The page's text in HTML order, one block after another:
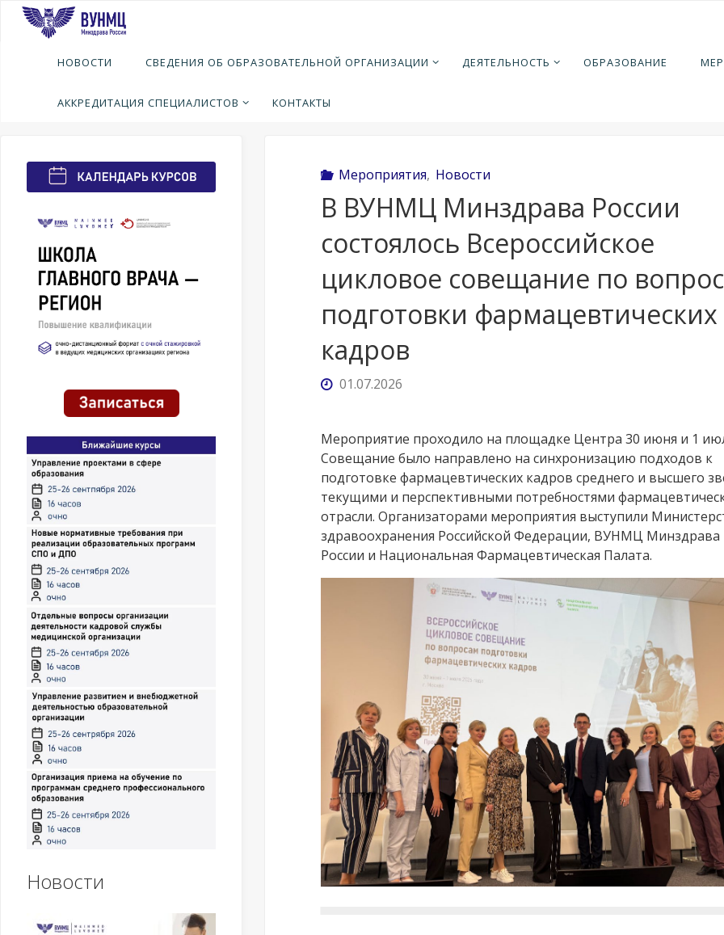
Перейти
НОВОСТИ СВЕДЕНИЯ ОБ ОБРАЗОВАТЕЛЬНОЙ ОРГАНИЗАЦИИ ДЕЯТЕЛЬНОСТЬ ОБРАЗОВАНИЕ
АККРЕДИТАЦИЯ СПЕЦИАЛИСТОВ КОНТАКТЫ
ГлавнаяМероприятия
В ВУНМЦ Минздрава России состоялось
Мероприятия, Новости
В ВУНМЦ Минздрава России
состоялось Всероссийское
цикловое совещание по
подготовки фармацевтических
кадров
01.07.2026
Мероприятие проходило на площадке Центра 30 июня и 1
Совещание было направлено на синхронизацию подходов к
подготовке фармацевтических кадров среднего и высшего
текущими и перспективными потребностями
отрасли. Организаторами мероприятия выступили
здравоохранения Российской Федерации, ВУНМЦ Минздрава
России и Национальная Фармацевтическая Палата.
Новости